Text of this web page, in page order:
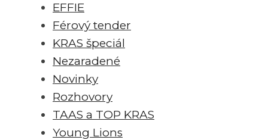
EFFIE
Férový tender
KRAS špeciál
Nezaradené
Novinky
Rozhovory
TAAS a TOP KRAS
Young Lions